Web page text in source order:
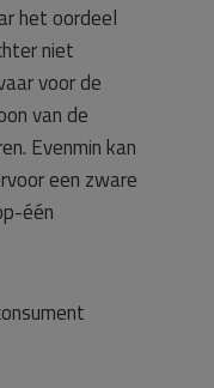
het oordeel
niet
voor de
van de
Evenmin kan
een zware
één